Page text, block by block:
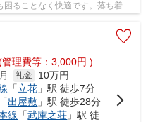
ることなく快適です。落ち着き
管理費等：3,000円 )
礼金
10万円
「立花 」駅 徒歩7分
「出屋敷 」駅 徒歩28分
線 「武庫之荘 」駅 徒歩30分